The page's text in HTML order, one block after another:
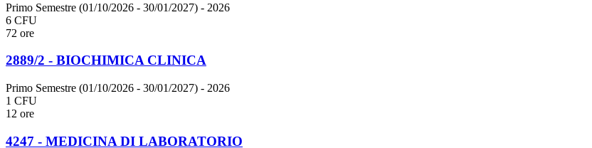
Primo Semestre (01/10/2026 - 30/01/2027) - 2026
6 CFU
72 ore
2889/2 - BIOCHIMICA CLINICA
Primo Semestre (01/10/2026 - 30/01/2027) - 2026
1 CFU
12 ore
4247 - MEDICINA DI LABORATORIO